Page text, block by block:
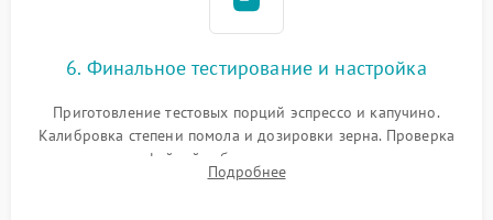
6. Финальное тестирование и настройка
Приготовление тестовых порций эспрессо и капучино.
Калибровка степени помола и дозировки зерна. Проверка
плотности кофейной таблетки, температуры напитка и
качества молочной пены. Контроль отсутствия посторонних
Подробнее